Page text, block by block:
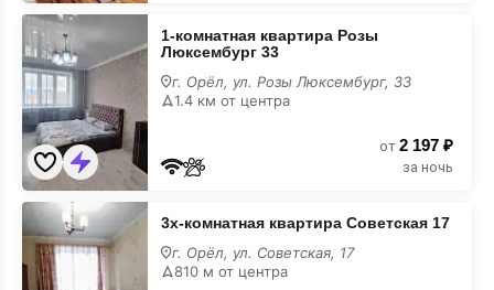
1-
комнатная
квартира
Розы
Люксембург
33
1-комнатная квартира Розы
Люксембург 33
г. Орёл, ул. Розы Люксембург, 33
1.4 км от центра
от 2 197 ₽
за ночь
3х-
комнатная
квартира
Советская
17
3х-комнатная квартира Советская 17
г. Орёл, ул. Советская, 17
810 м от центра